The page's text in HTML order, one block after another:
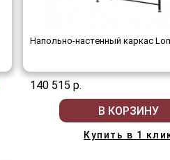
Напольно-настенный каркас
140 515 р.
В КОРЗИНУ
Купить в 1